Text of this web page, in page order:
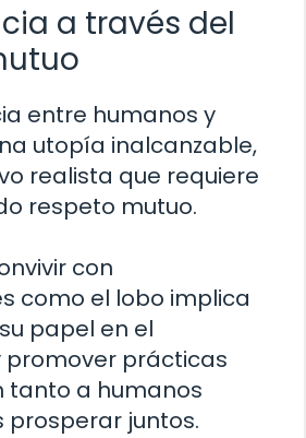
a través del
entre humanos y
utopía inalcanzable,
realista que requiere
respeto mutuo.
con
como el lobo implica
papel en el
promover prácticas
tanto a humanos
prosperar juntos.